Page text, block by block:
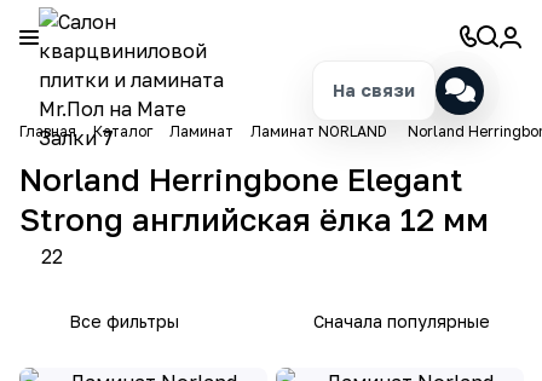
Главная Каталог Ламинат Ламинат NORLAND Norland
Norland Herringbone Elegant
Strong английская ёлка 12 мм
22
Все фильтры Сначала популярные
На связи